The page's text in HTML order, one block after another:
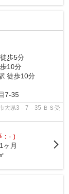
徒歩5分
10分
徒歩10分
7-35
－7－35 ＢＳ受
：- )
1ヶ月